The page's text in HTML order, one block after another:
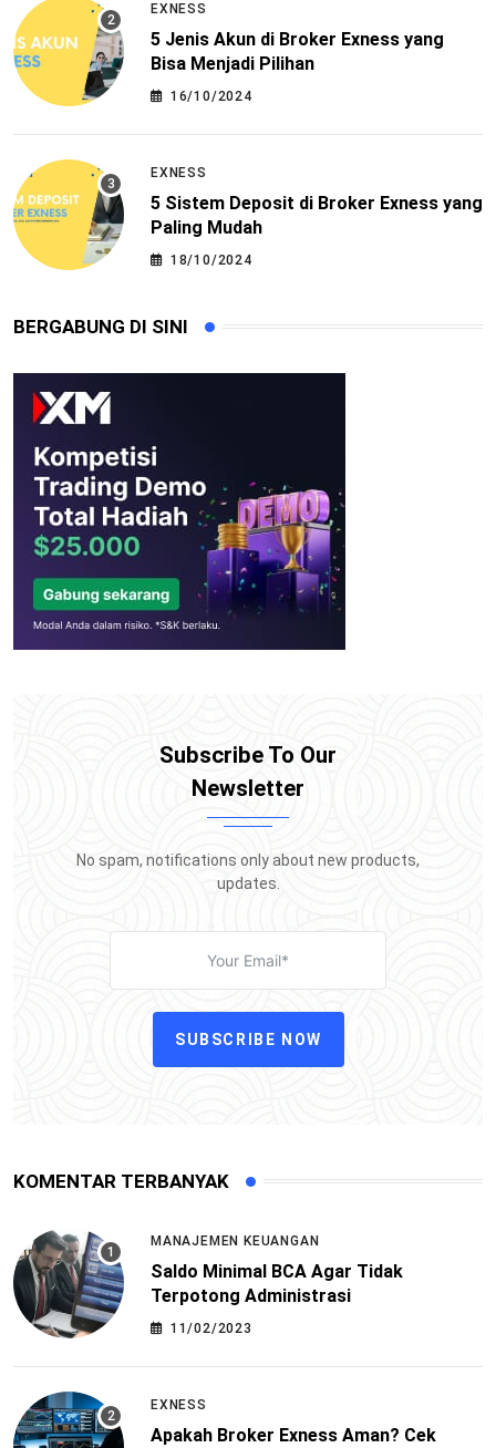
EXNESS
5 Jenis Akun di Broker Exness yang
Bisa Menjadi Pilihan
16/10/2024
EXNESS
5 Sistem Deposit di Broker Exness yang
Paling Mudah
18/10/2024
BERGABUNG DI SINI
Subscribe To Our
Newsletter
No spam, notifications only about new products,
updates.
SUBSCRIBE NOW
KOMENTAR TERBANYAK
MANAJEMEN KEUANGAN
Saldo Minimal BCA Agar Tidak
Terpotong Administrasi
11/02/2023
EXNESS
Apakah Broker Exness Aman? Cek